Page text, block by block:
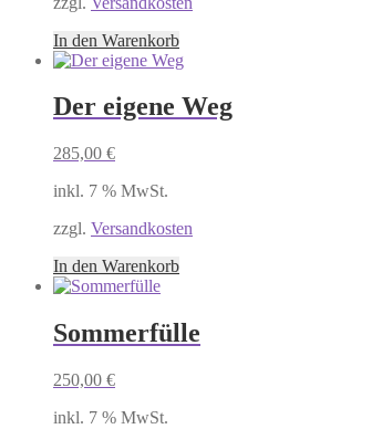
In den Warenkorb
Der eigene Weg
285,00 €
inkl. 7 % MwSt.
zzgl. Versandkosten
In den Warenkorb
Sommerfülle
250,00 €
inkl. 7 % MwSt.